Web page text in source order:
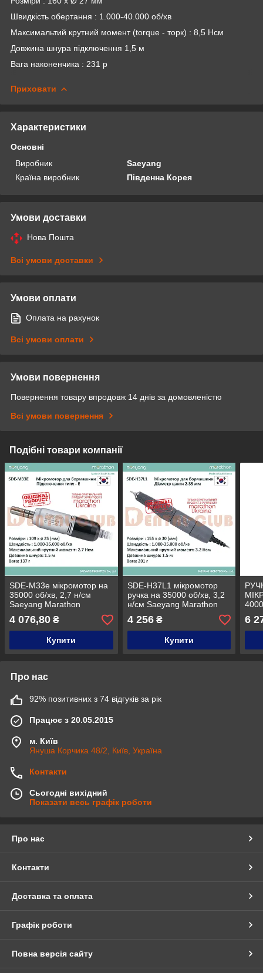
Швидкість обертання : 1.000-40.000 об/хв
Максимальтий крутний момент (torque - торк) : 8,5 Нсм
Довжина шнура підключення 1,5 м
Вага наконенчика : 231 р
Приховати
Характеристики
Основні
Виробник
Saeyang
Країна виробник
Південна Корея
Умови доставки
Нова Пошта
Всі умови доставки
Умови оплати
Оплата на рахунок
Всі умови оплати
Умови повернення
Повернення товару впродовж 14 днів за домовленістю
Всі умови повернення
Подібні товари компанії
SDE-M33e мікромотор на
35000 об/хв, 2,7 н/см
Saeyang Marathon
(ОРИГІНАЛ)
4 076,80 ₴
Купити
SDE-H37L1 мікромотор
ручка на 35000 об/хв, 3,2
н/см Saeyang Marathon
(ОРИГІНАЛ)
4 256₴
Купити
6
Про нас
92% позитивних з 74 відгуків за рік
Працює з 20.05.2015
м. Київ
Януша Корчика 48/2, Київ, Україна
Контакти
Сьогодні вихідний
Показати весь графік роботи
Про нас
Контакти
Доставка та оплата
Графік роботи
Повна версія сайту